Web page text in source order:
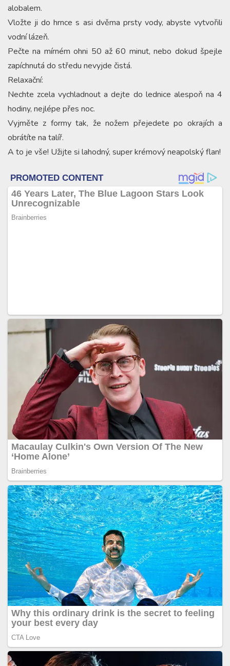
alobalem.
Vložte ji do hrnce s asi dvěma prsty vody, abyste vytvořili
vodní lázeň.
Pečte na mírném ohni 50 až 60 minut, nebo dokud špejle
zapíchnutá do středu nevyjde čistá.
Relaxační:
Nechte zcela vychladnout a dejte do lednice alespoň na 4
hodiny, nejlépe přes noc.
Vyjměte z formy tak, že nožem přejedete po okrajích a
obrátíte na talíř.
A to je vše! Užijte si lahodný, super krémový neapolský flan!